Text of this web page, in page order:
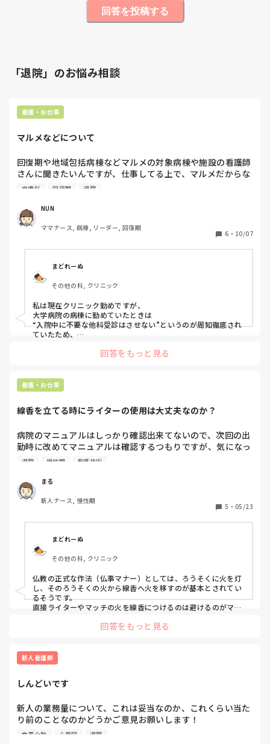
回答を投稿する
「退院」のお悩み相談
看護・お仕事
マルメなどについて
回復期や地域包括病棟などマルメの対象病棟や施設の看護師
さんに聞きたいんですが、仕事してる上で、マルメだからな
ーとか考えたりしますか？
に、退院してから行ってもらうことを提案するとか…。他科
受診をすると減算になるので、そこらへんを考えて仕事して
ますかね？
望が多く、その度に看護師が行けますよ〜！貰えますよ〜！
と言ってDrに伝えることが多く、Drもそこまで言ったなら許
可するしかなくなってることがあります。
やっぱり普通に働いていると減算とかマルメとか考えないの
が普通ですかね？
意見を聞きたいです。
皮膚科 回復期 退院
NUN
ママナース, 病棟, リーダー, 回復期
6 ・ 10/07
まどれーぬ
その他の科, クリニック
私は現在クリニック勤めですが、
大学病院の病棟に勤めていたときは
“入院中に不要な他科受診はさせない”というのが周知徹底され
ていたため、
ことはなかったです。回答をもっと見る
看護・お仕事
線香を立てる時にライターの使用は大丈夫なのか？
病院のマニュアルはしっかり確認出来てないので、次回の出
勤時に改めてマニュアルは確認するつもりですが、気になっ
たので質問させてください。
先日、霊安室に行く機会があり線香をたてる場面がありまし
た。
私の務める病院では、マッチを使用しての線香なのですが、
なりました。
そこで、マッチではなくライターを出来れば使用したいで
す。
ライターの使用は一般常識としては許容範囲なのか否かを教
えて欲しいです。
退院 慢性期 看護技術
まる
新人ナース, 慢性期
5 ・ 05/23
まどれーぬ
その他の科, クリニック
仏教の正式な作法（仏事マナー）としては、ろうそくに火を灯
し、そのろうそくの火から線香へ火を移すのが基本とされてい
るそうです。
直接ライターやマッチの火を線香につけるのは避けるのがマナ
回答をもっと見る
新人看護師
しんどいです
新人の業務量について、これは妥当なのか、これくらい当た
り前のことなのかどうかご意見お願いします！
食事介助 心電図 退院